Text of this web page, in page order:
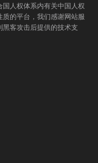
人权体系内有关中国人权
的平台，我们感谢网站服
客攻击后提供的技术支